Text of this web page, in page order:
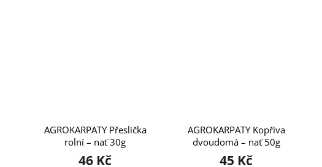
AGROKARPATY Přeslička
rolní – nať 30g
46 Kč
AGROKARPATY Kopřiva
dvoudomá – nať 50g
45 Kč